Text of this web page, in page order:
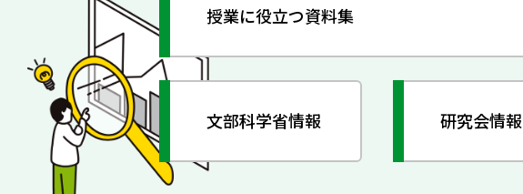
授業に役立つ資料集
文部科学省情報 研究会情報